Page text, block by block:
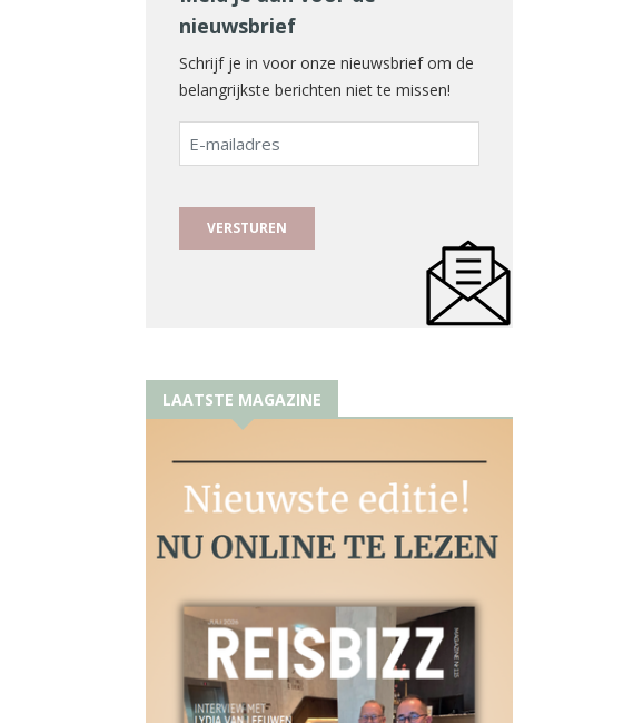
nieuwsbrief
Schrijf je in voor onze nieuwsbrief om de
belangrijkste berichten niet te missen!
E-
mailadres
LAATSTE MAGAZINE